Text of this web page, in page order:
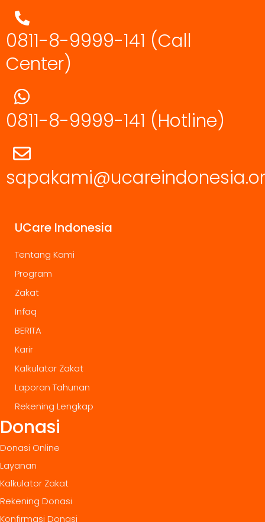
0811-8-9999-141 (Call
Center)
0811-8-9999-141 (Hotline)
UCare Indonesia
Tentang Kami
Program
Zakat
Infaq
BERITA
Karir
Kalkulator Zakat
Laporan Tahunan
Rekening Lengkap
Donasi
Donasi Online
Layanan
Kalkulator Zakat
Rekening Donasi
Konfirmasi Donasi